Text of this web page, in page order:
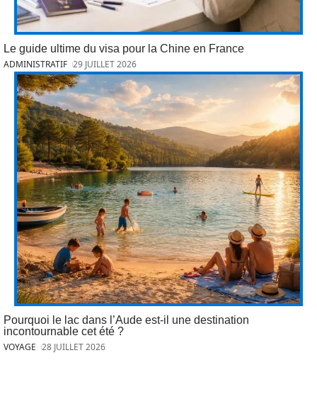
Le guide ultime du visa pour la Chine en France
ADMINISTRATIF 29 JUILLET 2026
Pourquoi le lac dans l’Aude est-il une destination
incontournable cet été ?
VOYAGE 28 JUILLET 2026